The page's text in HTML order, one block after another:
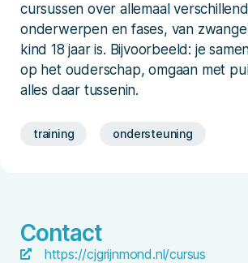
cursussen over allemaal
onderwerpen en fases, van
kind 18 jaar is. Bijvoorbeeld: je
op het ouderschap, omgaan met
alles daar tussenin.
training ondersteuning
Contact
https://cjgrijnmond.nl/cursus